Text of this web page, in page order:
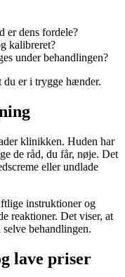
er dens fordele?
kalibreret?
under behandlingen?
du er i trygge hænder.
klinikken. Huden har
de råd, du får, nøje. Det
eller undlade
instruktioner og
reaktioner. Det viser, at
behandlingen.
lave priser